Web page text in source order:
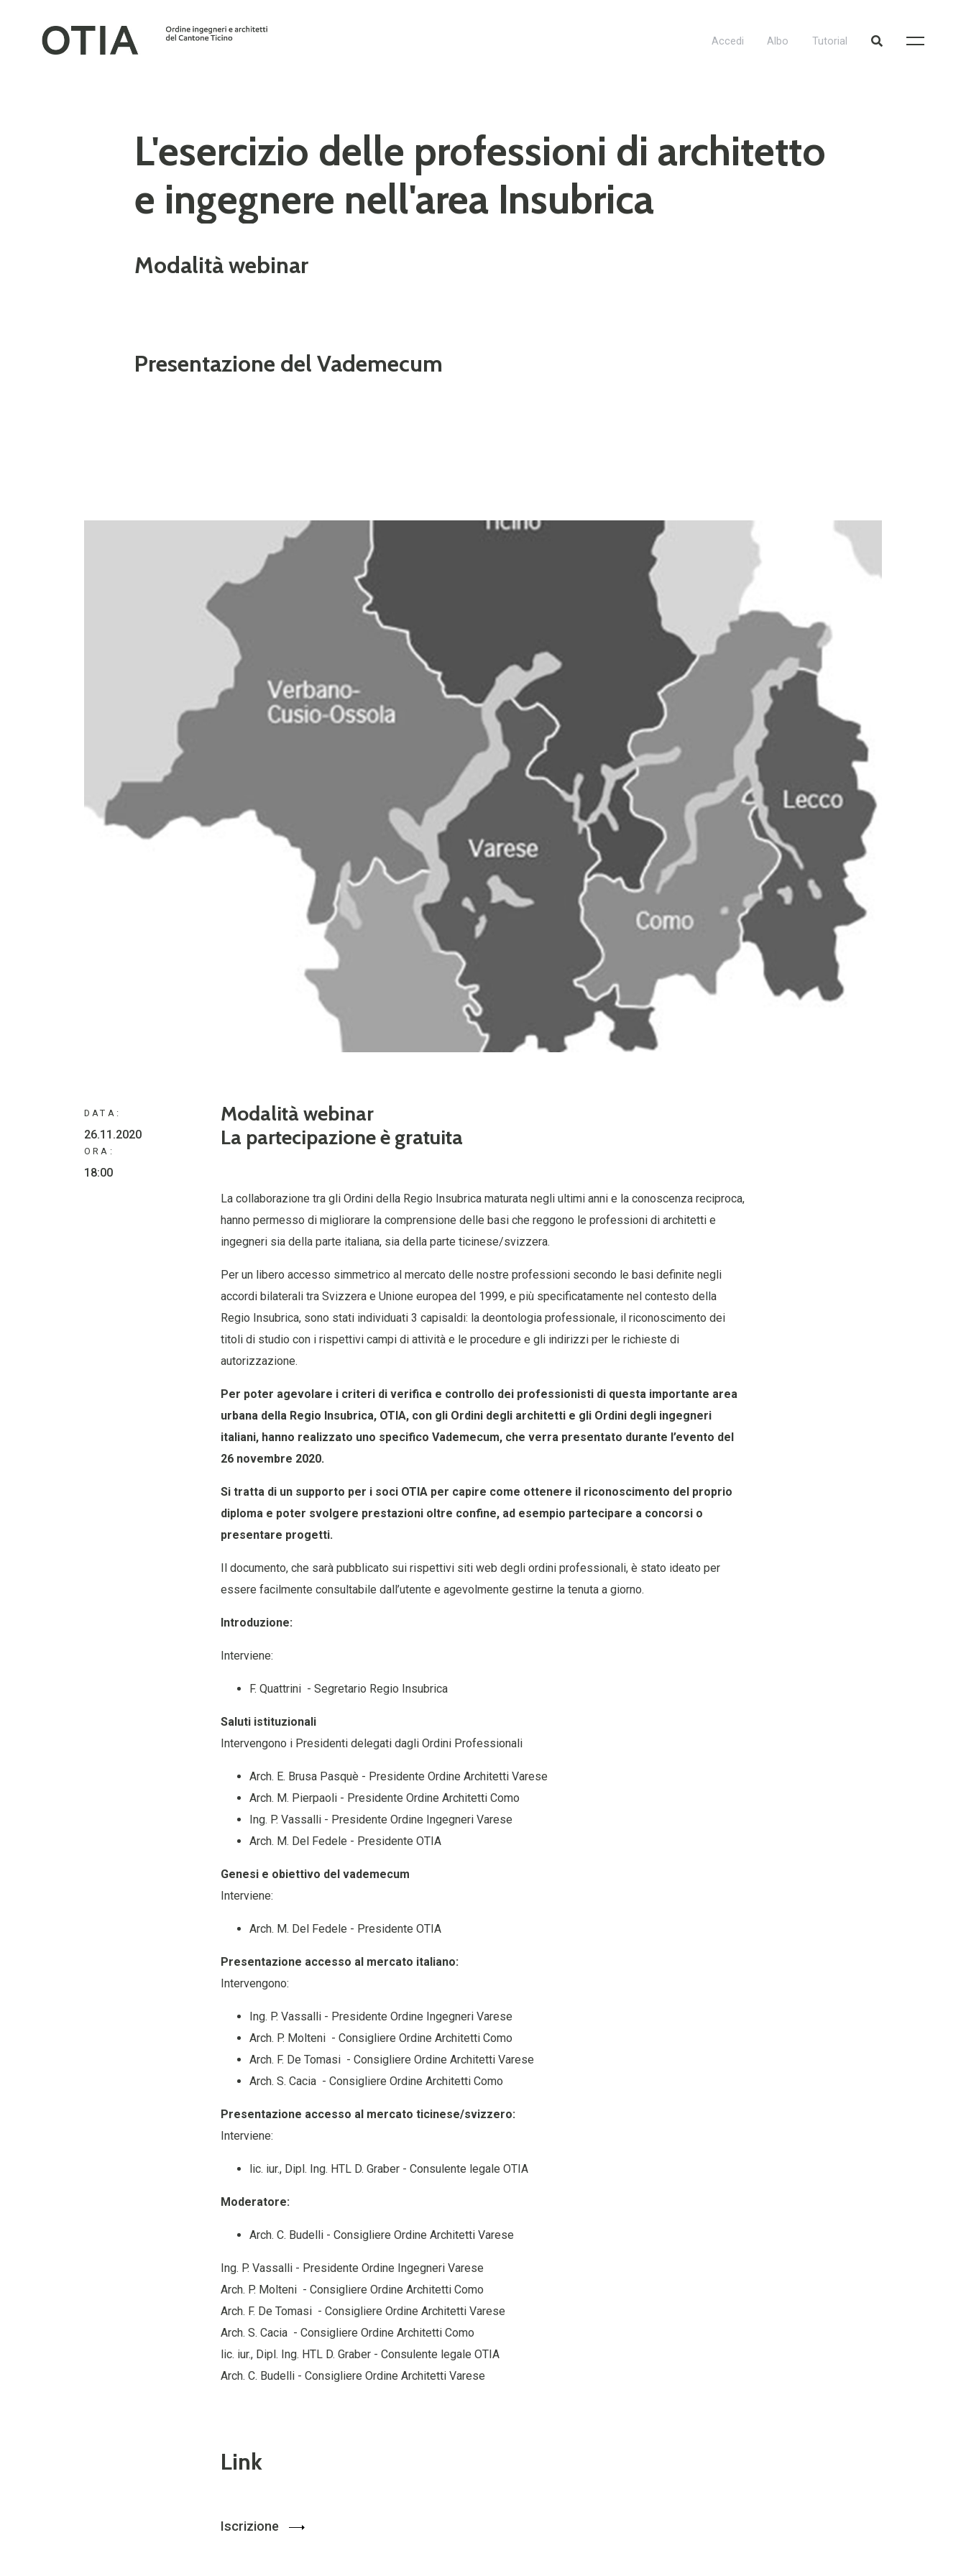
Accedi Albo Tutorial
L'esercizio delle professioni di architetto
e ingegnere nell'area Insubrica
Modalità webinar
Presentazione del Vademecum
DATA:
26.11.2020
ORA:
18:00
Modalità webinar
La partecipazione è gratuita
La collaborazione tra gli Ordini della Regio Insubrica maturata negli ultimi anni e la conoscenza reciproca,
hanno permesso di migliorare la comprensione delle basi che reggono le professioni di architetti e
ingegneri sia della parte italiana, sia della parte ticinese/svizzera.
Per un libero accesso simmetrico al mercato delle nostre professioni secondo le basi definite negli
accordi bilaterali tra Svizzera e Unione europea del 1999, e più specificatamente nel contesto della
Regio Insubrica, sono stati individuati 3 capisaldi: la deontologia professionale, il riconoscimento dei
titoli di studio con i rispettivi campi di attività e le procedure e gli indirizzi per le richieste di
autorizzazione.
Per poter agevolare i criteri di verifica e controllo dei professionisti di questa importante area
urbana della Regio Insubrica, OTIA, con gli Ordini degli architetti e gli Ordini degli ingegneri
italiani, hanno realizzato uno specifico Vademecum, che verra presentato durante l’evento del
26 novembre 2020.
Si tratta di un supporto per i soci OTIA per capire come ottenere il riconoscimento del proprio
diploma e poter svolgere prestazioni oltre confine, ad esempio partecipare a concorsi o
presentare progetti.
Il documento, che sarà pubblicato sui rispettivi siti web degli ordini professionali, è stato ideato per
essere facilmente consultabile dall’utente e agevolmente gestirne la tenuta a giorno.
Introduzione:
Interviene:
F. Quattrini - Segretario Regio Insubrica
Saluti istituzionali
Intervengono i Presidenti delegati dagli Ordini Professionali
Arch. E. Brusa Pasquè - Presidente Ordine Architetti Varese
Arch. M. Pierpaoli - Presidente Ordine Architetti Como
Ing. P. Vassalli - Presidente Ordine Ingegneri Varese
Arch. M. Del Fedele - Presidente OTIA
Genesi e obiettivo del vademecum
Interviene:
Arch. M. Del Fedele - Presidente OTIA
Presentazione accesso al mercato italiano:
Intervengono:
Ing. P. Vassalli - Presidente Ordine Ingegneri Varese
Arch. P. Molteni - Consigliere Ordine Architetti Como
Arch. F. De Tomasi - Consigliere Ordine Architetti Varese
Arch. S. Cacia - Consigliere Ordine Architetti Como
Presentazione accesso al mercato ticinese/svizzero:
Interviene:
lic. iur., Dipl. Ing. HTL D. Graber - Consulente legale OTIA
Moderatore:
Arch. C. Budelli - Consigliere Ordine Architetti Varese
Ing. P. Vassalli - Presidente Ordine Ingegneri Varese
Arch. P. Molteni - Consigliere Ordine Architetti Como
Arch. F. De Tomasi - Consigliere Ordine Architetti Varese
Arch. S. Cacia - Consigliere Ordine Architetti Como
lic. iur., Dipl. Ing. HTL D. Graber - Consulente legale OTIA
Arch. C. Budelli - Consigliere Ordine Architetti Varese
Link
Iscrizione